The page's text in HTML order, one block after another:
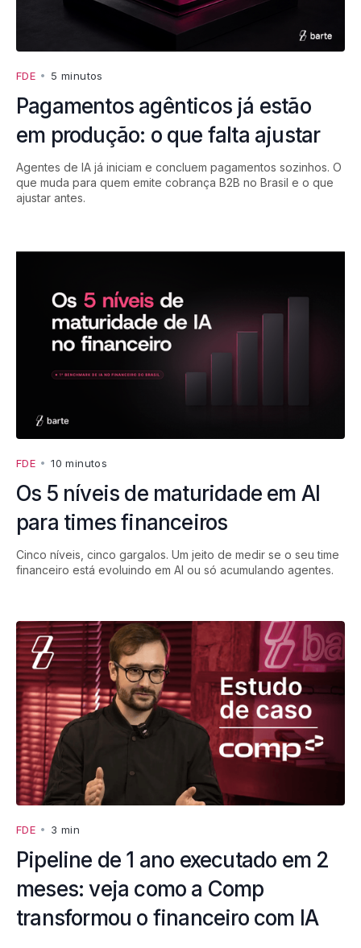
FDE • 5 minutos
Pagamentos agênticos já estão
em produção: o que falta ajustar
Agentes de IA já iniciam e concluem pagamentos sozinhos. O
que muda para quem emite cobrança B2B no Brasil e o que
ajustar antes.
FDE •10 minutos
Os 5 níveis de maturidade em AI
para times financeiros
Cinco níveis, cinco gargalos. Um jeito de medir se o seu time
financeiro está evoluindo em AI ou só acumulando agentes.
FDE • 3 min
Pipeline de 1 ano executado em 2
meses: veja como a Comp
transformou o financeiro com IA